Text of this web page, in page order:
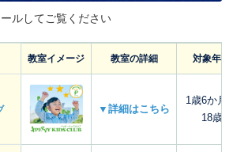
ルしてご覧ください
教室イメージ 教室の詳細 対象年齢
▼詳細はこちら
1歳6か月
18歳